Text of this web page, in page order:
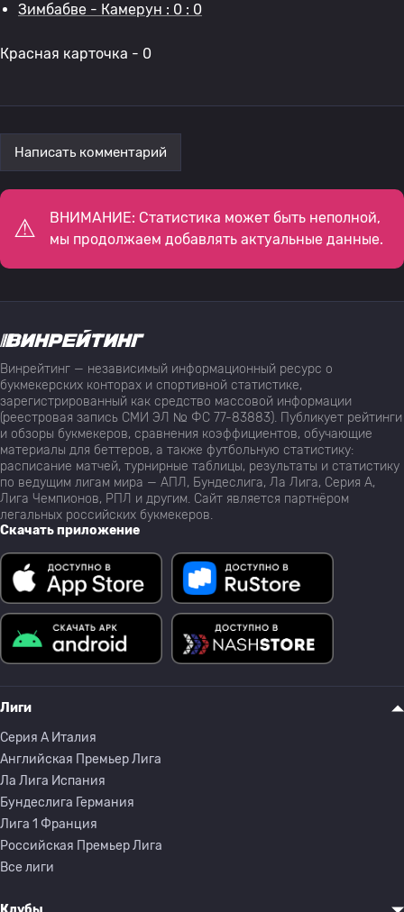
Зимбабве - Камерун : 0 : 0
Красная карточка - 0
Написать комментарий
ВНИМАНИЕ: Статистика может быть неполной,
мы продолжаем добавлять актуальные данные.
Винрейтинг — независимый информационный ресурс о
букмекерских конторах и спортивной статистике,
зарегистрированный как средство массовой информации
(реестровая запись СМИ ЭЛ № ФС 77-83883). Публикует рейтинги
и обзоры букмекеров, сравнения коэффициентов, обучающие
материалы для беттеров, а также футбольную статистику:
расписание матчей, турнирные таблицы, результаты и статистику
по ведущим лигам мира — АПЛ, Бундеслига, Ла Лига, Серия А,
Лига Чемпионов, РПЛ и другим. Сайт является партнёром
легальных российских букмекеров.
Скачать приложение
Лиги
Серия A Италия
Английская Премьер Лига
Ла Лига Испания
Бундеслига Германия
Лига 1 Франция
Российская Премьер Лига
Все лиги